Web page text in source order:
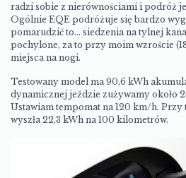
radzi sobie z nierównościami i podróż
Ogólnie EQE podróżuje się bardzo
pomarudzić to… siedzenia na tylnej
pochylone, za to przy moim wzroście
miejsca na nogi.
Testowany model ma 90,6 kWh
dynamicznej jeździe zużywamy około
Ustawiam tempomat na 120 km/h.
wyszła 22,3 kWh na 100 kilometrów.